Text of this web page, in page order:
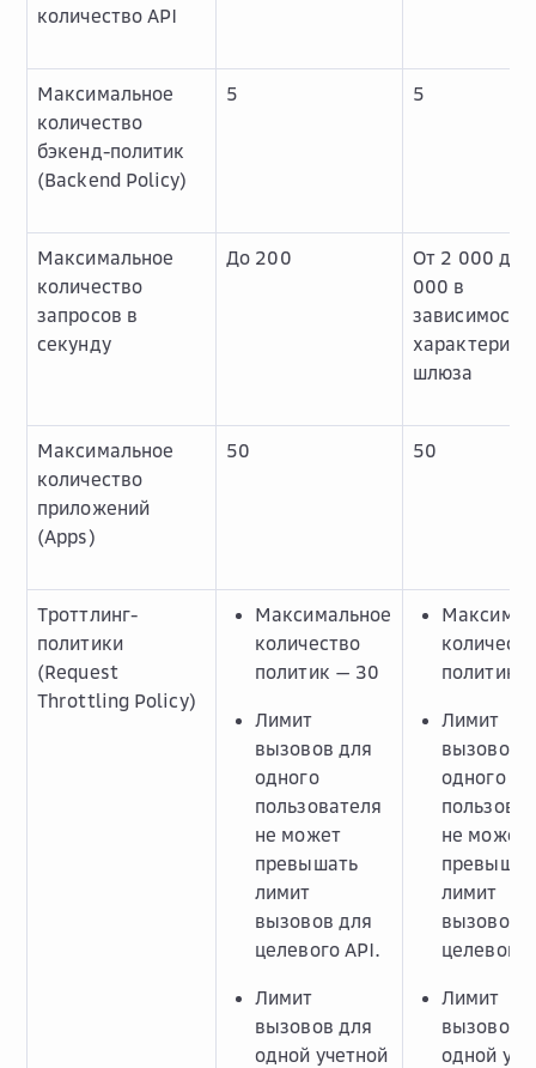
количество API
Максимальное
количество
бэкенд-политик
(Backend Policy)
5 5
Максимальное
количество
запросов в
секунду
До 200
От 2 000 до
000 в
зависимости
шлюза
Максимальное
количество
приложений
(Apps)
50 50
Троттлинг-
политики
(Request
Throttling Policy)
Максимальное
количество
политик — 30
Лимит
вызовов для
одного
пользователя
не может
превышать
лимит
вызовов для
целевого API.
Лимит
вызовов для
одной учетной
политик
Лимит
вызовов
одного
не может
лимит
вызовов
целевого
Лимит
вызовов
одной